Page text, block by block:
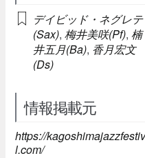
デイビッド・ネグレテ
(Sax),梅井美咲(Pf),楠
井五月(Ba), 香月宏文
(Ds)
情報掲載元
https://
l.com/